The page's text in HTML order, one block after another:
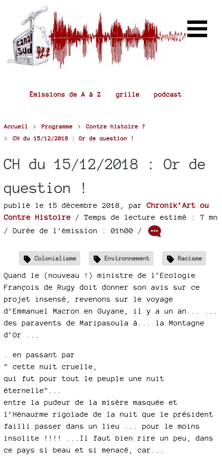
Émissions de A à Z grille podcast
Accueil > Programme > Contre histoire ?
> CH du 15/12/2018 : Or de question !
CH du 15/12/2018 : Or de
question !
publié le 15 décembre 2018 parChronik’Art ou
Contre Histoire / Temps de lecture estimé : 7 mn
/ Durée de l'émission : 01h00 /
Colonialisme Environnement Racisme
Quand le (nouveau !) ministre de l’Ecologie
François de Rugy doit donner son avis sur ce
projet insensé, revenons sur le voyage
d’Emmanuel Macron en Guyane, il y a un an... ...
des paravents de Maripasoula à... la Montagne
d’Or ...
. en passant par
" cette nuit cruelle,
qui fut pour tout le peuple une nuit
éternelle"...
entre la pudeur de la misère masquée et
l’Hénaurme rigolade de la nuit que le président
failli passer dans un lieu ... pour le moins
insolite !!!! ...Il faut bien rire un peu, dans
ce pays si beau et si menacé, car...